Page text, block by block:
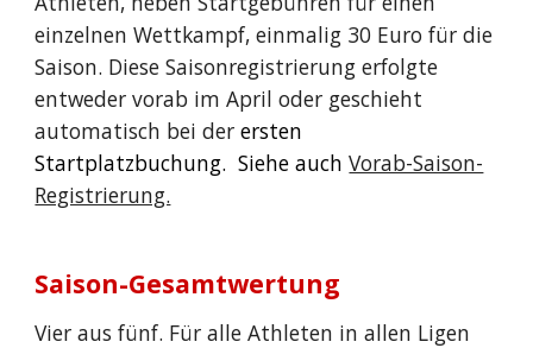
einzelnen Wettkampf, einmalig 30 Euro für die
Saison. Diese Saisonregistrierung erfolgte
entweder vorab im April oder geschieht
automatisch bei derersten
Startplatzbuchung. Siehe auchVorab-Saison-
Registrierung.
Saison-Gesamtwertung
Vier aus fünf. Für alle Athleten in allen Ligen